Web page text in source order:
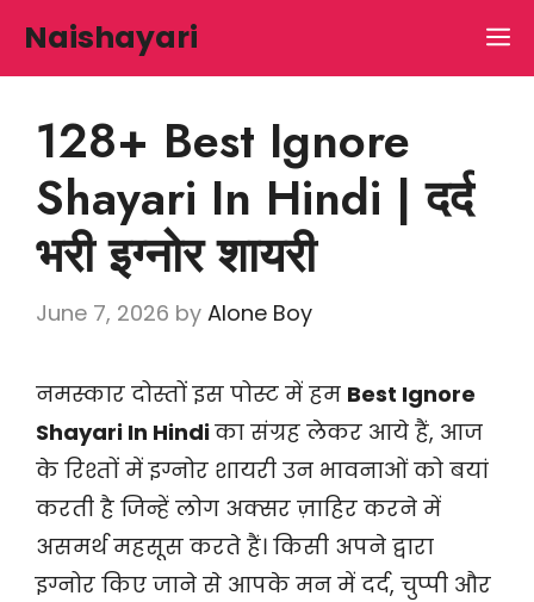
Naishayari
128+ Best Ignore
Shayari In Hindi | दर्द
भरी इग्नोर शायरी
June 7, 2026 by Alone Boy
नमस्कार दोस्तों इस पोस्ट में हम Best Ignore
Shayari In Hindiका संग्रह लेकर आये हैं, आज
के रिश्तों में इग्नोर शायरी उन भावनाओं को बयां
करती है जिन्हें लोग अक्सर ज़ाहिर करने में
असमर्थ महसूस करते हैं। किसी अपने द्वारा
इग्नोर किए जाने से आपके मन में दर्द, चुप्पी और